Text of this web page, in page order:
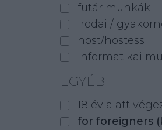
futár munkák
irodai /
host/hostess
informatikai
EGYÉB
18 év alatt
for foreigners